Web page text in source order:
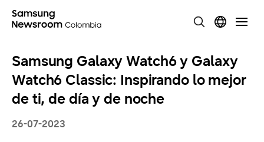
Samsung Galaxy Watch6 y Galaxy
Watch6 Classic: Inspirando lo mejor
de ti, de día y de noche
26-07-2023